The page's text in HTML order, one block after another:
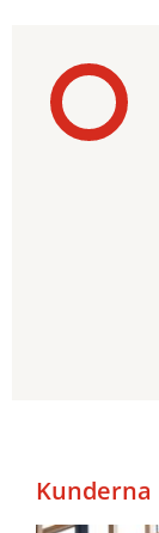
Kunderna